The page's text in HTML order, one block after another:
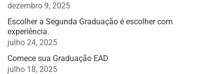
dezembro 9, 2025
Escolher a Segunda Graduação é escolher com
experiência.
julho 24, 2025
Comece sua Graduação EAD
julho 18, 2025